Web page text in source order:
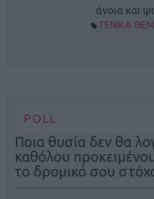
άνοια και
ΓΕΝΙΚΑ
POLL
Ποια θυσία δεν θα
καθόλου
το δρομικό σου